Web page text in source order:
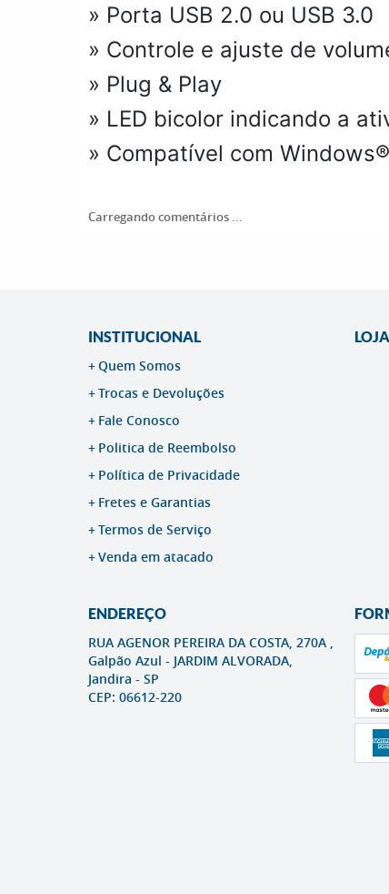
» Porta USB 2.0 ou USB 3.0
» Controle e ajuste de
» Plug & Play
» LED bicolor indicando a
» Compatível com
Carregando comentários ...
INSTITUCIONAL
Quem Somos
Trocas e Devoluções
Fale Conosco
Politica de Reembolso
Política de Privacidade
Fretes e Garantias
Termos de Serviço
Venda em atacado
ENDEREÇO
RUA AGENOR PEREIRA DA COSTA, 270A ,
Galpão Azul - JARDIM ALVORADA,
Jandira - SP
CEP: 06612-220